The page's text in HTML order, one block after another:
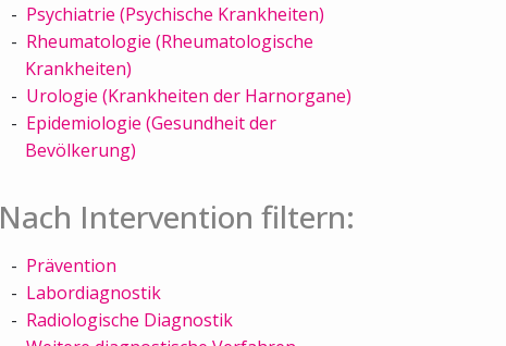
Psychiatrie (Psychische Krankheiten)
Rheumatologie (Rheumatologische
Krankheiten)
Urologie (Krankheiten der Harnorgane)
Epidemiologie (Gesundheit der
Bevölkerung)
Nach Intervention filtern:
Prävention
Labordiagnostik
Radiologische Diagnostik